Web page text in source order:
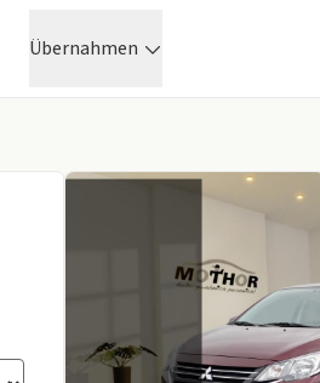
Übernahmen